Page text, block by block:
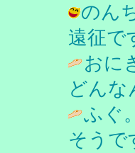
のん
遠征で
おに
どんな
ふぐ
そうで